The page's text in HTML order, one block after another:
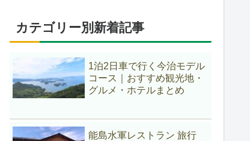
カテゴリー別新着記事
1泊2日車で行く今治モデル
コース｜おすすめ観光地・
グルメ・ホテルまとめ
能島水軍レストラン 旅行